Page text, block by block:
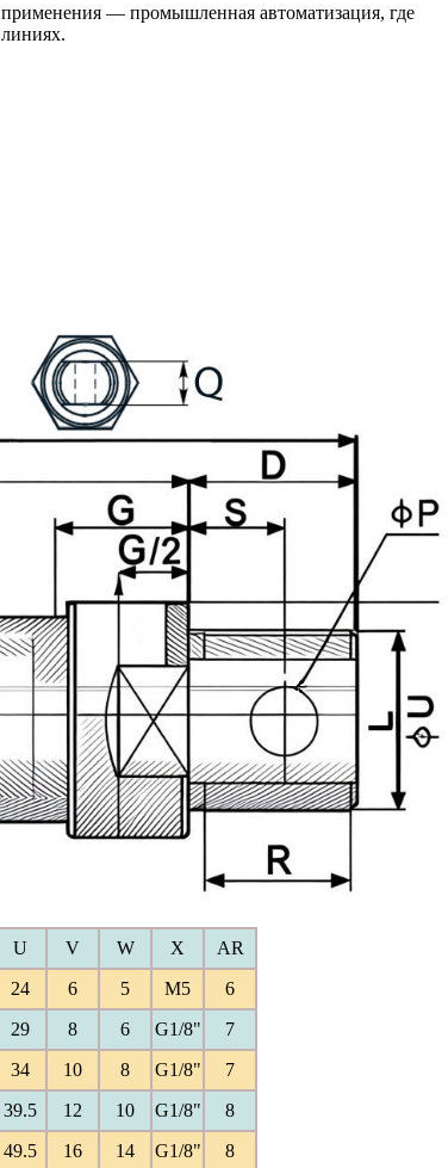
— промышленная автоматизация, где
U V W X
AR
24 6 5 M5
6
29 8 6 G1/8"
7
34 10 8 G1/8"
7
39.5 12 10 G1/8"
8
49.5 16 14 G1/8" 8